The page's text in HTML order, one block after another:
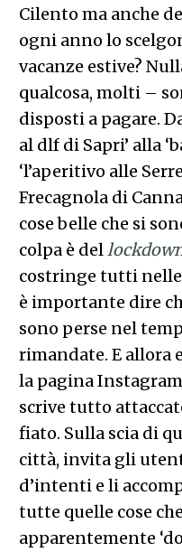
Cilento ma anche
ogni anno lo
vacanze estive?
qualcosa, molti –
disposti a pagare.
al dlf di Sapri’ alla
‘l’aperitivo alle
Frecagnola di
cose belle che si
colpa è del
costringe tutti nelle
è importante dire
sono perse nel
rimandate. E allora
la pagina Instagram
scrive tutto
fiato. Sulla scia di
città, invita gli
d’intenti e li
tutte quelle cose
apparentemente